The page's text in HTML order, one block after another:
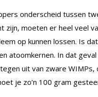
onderscheid tussen
zijn, moeten er heel veel
op kunnen lossen. Is
atoomkernen. In dat
uit van zware WIMPs,
je zo’n 100 gram